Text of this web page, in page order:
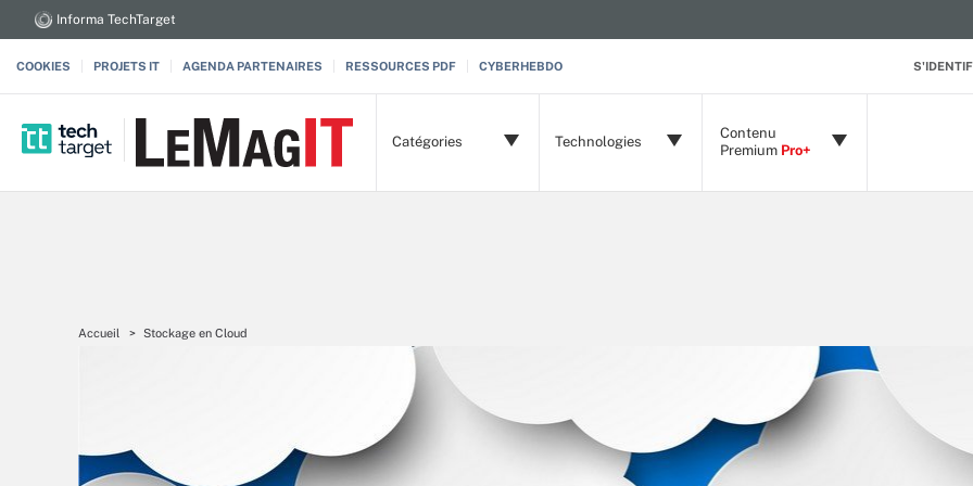
Informa TechTarget
COOKIES PROJETS IT AGENDA PARTENAIRES RESSOURCES PDF CYBERHEBDO
Catégories Technologies
Contenu
Premium Pro+
Accueil Stockage en Cloud